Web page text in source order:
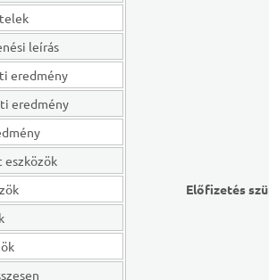
Előfizetés
leírás
eredmény
eredmény